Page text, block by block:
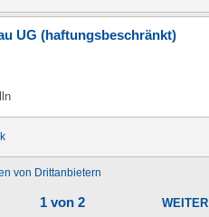
UG (haftungsbeschränkt)
von Drittanbietern
1 von 2 WEITER